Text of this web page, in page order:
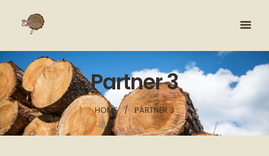
Partner 3
HOME PARTNER 3